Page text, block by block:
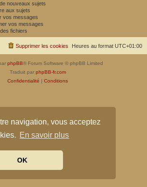
navigation, vous acceptez
En savoir plus
OK
nouveaux sujets
aux sujets
vos messages
vos messages
fichiers
Heures au format UTC+01:00
Supprimer les cookies
phpBB® Forum Software © phpBB Limited
Traduit par phpBB-fr.com
Confidentialité | Conditions